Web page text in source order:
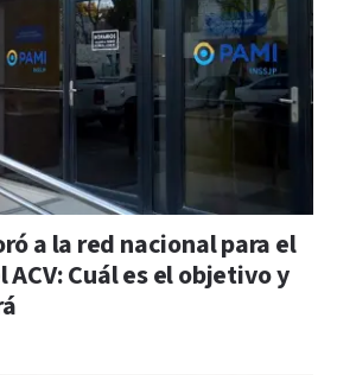
a la red nacional para el
Cuál es el objetivo y